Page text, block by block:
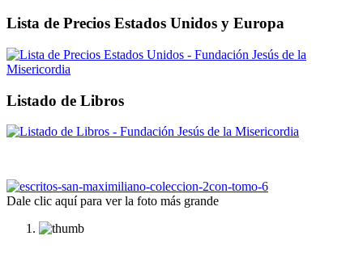
Lista de Precios Estados Unidos y Europa
Listado de Libros
Dale clic aquí para ver la foto más grande